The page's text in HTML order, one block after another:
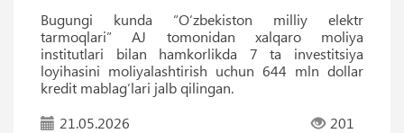
Bugungi kunda “O‘zbekiston milliy elektr
tarmoqlari” AJ tomonidan xalqaro moliya
institutlari bilan hamkorlikda 7 ta investitsiya
loyihasini moliyalashtirish uchun 644 mln dollar
kredit mablag‘lari jalb qilingan.
21.05.2026
201